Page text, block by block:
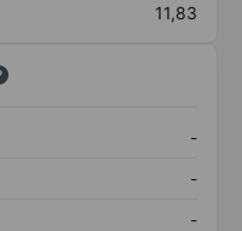
11,83
-
-
-